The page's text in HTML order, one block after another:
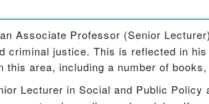
Associate Professor (Senior
criminal justice. This is reflected in
this area, including a number of
Lecturer in Social and Public Policy